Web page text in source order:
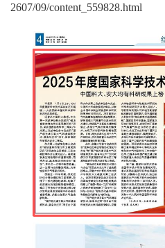
2607/09/content_559828.html